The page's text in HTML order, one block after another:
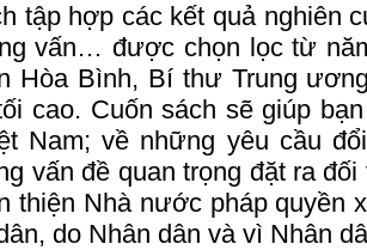
tập hợp các kết quả nghiên
vấn… được chọn lọc từ
Hòa Bình, Bí thư Trung
cao. Cuốn sách sẽ giúp
Nam; về những yêu cầu
vấn đề quan trọng đặt ra
thiện Nhà nước pháp quyền
do Nhân dân và vì Nhân